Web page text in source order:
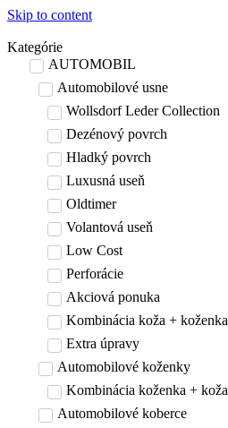
Skip to content
Kategórie
AUTOMOBIL
Automobilové usne
Wollsdorf Leder Collection
Dezénový povrch
Hladký povrch
Luxusná useň
Oldtimer
Volantová useň
Low Cost
Perforácie
Akciová ponuka
Kombinácia koža + koženka
Extra úpravy
Automobilové koženky
Kombinácia koženka + koža
Automobilové koberce